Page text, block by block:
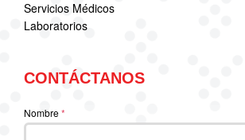
Servicios Médicos
Laboratorios
CONTÁCTANOS
Nombre*